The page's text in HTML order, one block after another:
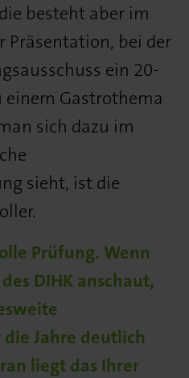
besteht aber im
Präsentation, bei der
ein 20-
einem Gas­trothema
sich dazu im
sieht, ist die
Prüfung. Wenn
DIHK anschaut,
Jahre deutlich
liegt das Ihrer